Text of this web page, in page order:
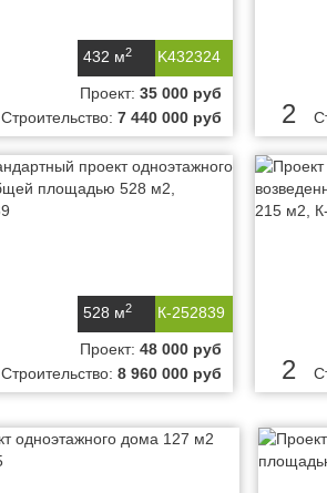
K432324
432 м2
Проект:35 000 руб
Строительство:7 440 000 руб 2
К-252839
528 м2
Проект:48 000 руб
Строительство:8 960 000 руб 2